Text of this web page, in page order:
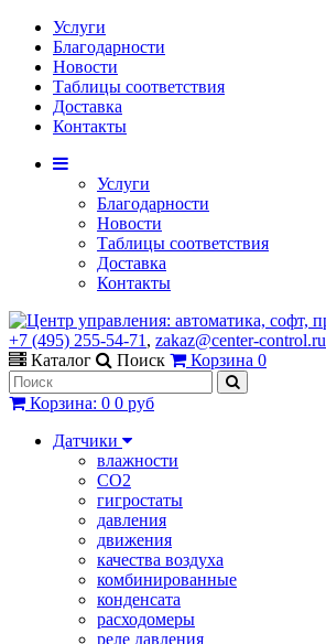
Услуги
Благодарности
Новости
Таблицы соответствия
Доставка
Контакты
Услуги
Благодарности
Новости
Таблицы соответствия
Доставка
Контакты
+7 (495) 255-54-71 , zakaz@center-control.ru
Каталог
Поиск Корзина 0
Корзина: 0 0 руб
Датчики
влажности
CO2
гигростаты
давления
движения
качества воздуха
комбинированные
конденсата
расходомеры
реле давления